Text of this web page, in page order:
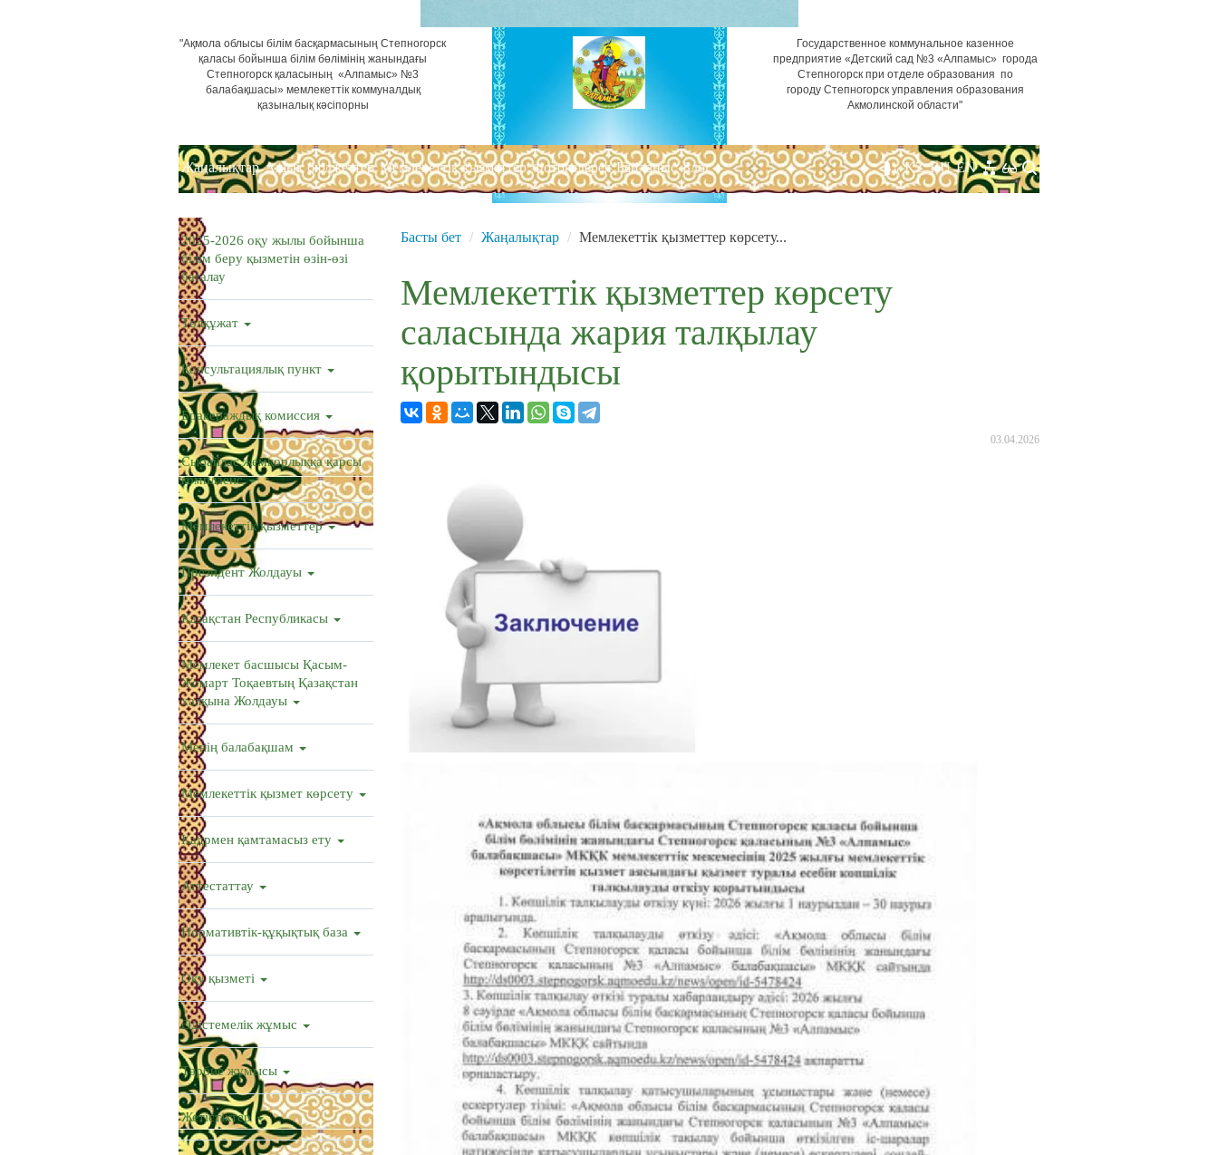
"Ақмола облысы білім басқармасының Степногорск
қаласы бойынша білім бөлімінің жанындағы
Степногорск қаласының «Алпамыс» №3
балабақшасы» мемлекеттік коммуналдық
қазыналық кәсіпорны
Государственное коммунальное казенное
предприятие «Детский сад №3 «Алпамыс» города
Степногорск при отделе образования по
городу Степногорск управления образования
Акмолинской области"
Жаңалықтар Ашық бюджеттер Мемлекеттік қызметтер Фотогалерея Байланыс Блог EN
RU
KZ
2025-2026 оқу жылы бойынша
білім беру қызметін өзін-өзі
бағалау
Төлқұжат
Консультациялық пункт
Бракераждық комиссия
Сыбайлас жемқорлыққа қарсы
комплаенс
Мемлекеттік қызметтер
Президент Жолдауы
Қазақстан Республикасы
Мемлекет басшысы Қасым-
Жомарт Тоқаевтың Қазақстан
халқына Жолдауы
Менің балабақшам
Мемлекеттік қызмет көрсету
Кадрмен қамтамасыз ету
Аттестаттау
Нормативтік-құқықтық база
Оқу қызметі
Әдістемелік жұмыс
Тәрбие жұмысы
Жетістіктер
Басты бет Жаңалықтар Мемлекеттік қызметтер көрсету...
Мемлекеттік қызметтер көрсету
саласында жария талқылау
қорытындысы
03.04.2026